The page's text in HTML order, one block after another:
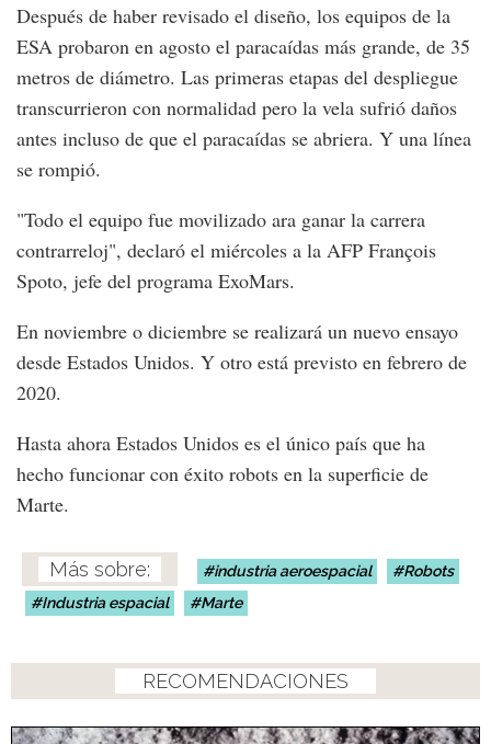
Después de haber revisado el diseño, los equipos de la
ESA probaron en agosto el paracaídas más grande, de 35
metros de diámetro. Las primeras etapas del despliegue
transcurrieron con normalidad pero la vela sufrió daños
antes incluso de que el paracaídas se abriera. Y una línea
se rompió.
"Todo el equipo fue movilizado ara ganar la carrera
contrarreloj", declaró el miércoles a la AFP François
Spoto, jefe del programa ExoMars.
En noviembre o diciembre se realizará un nuevo ensayo
desde Estados Unidos. Y otro está previsto en febrero de
2020.
Hasta ahora Estados Unidos es el único país que ha
hecho funcionar con éxito robots en la superficie de
Marte.
industria aeroespacial
Robots
Industria espacial
Marte
RECOMENDACIONES